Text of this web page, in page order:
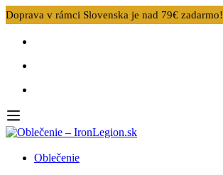
Doprava v rámci Slovenska je nad 79€ zadarmo!
Oblečenie